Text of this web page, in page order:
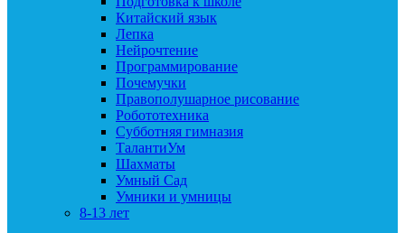
Китайский язык
Лепка
Нейрочтение
Программирование
Почемучки
Правополушарное рисование
Робототехника
Субботняя гимназия
ТалантиУм
Шахматы
Умный Сад
Умники и умницы
8-13 лет